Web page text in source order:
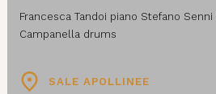
Francesca Tandoi piano Stefano Senni
Campanella drums
SALE APOLLINEE